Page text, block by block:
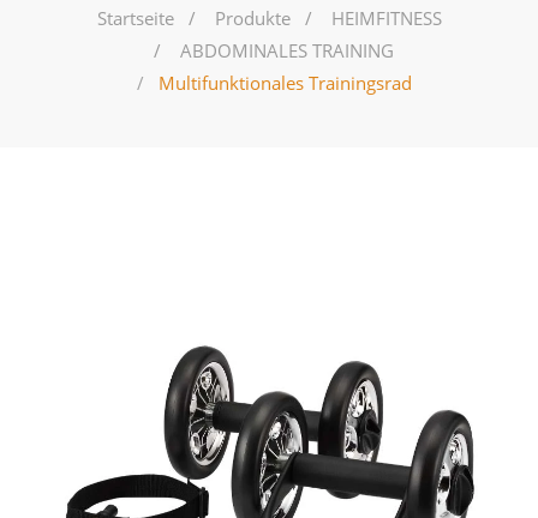
Startseite Produkte
HEIMFITNESS
ABDOMINALES TRAINING
Multifunktionales Trainingsrad